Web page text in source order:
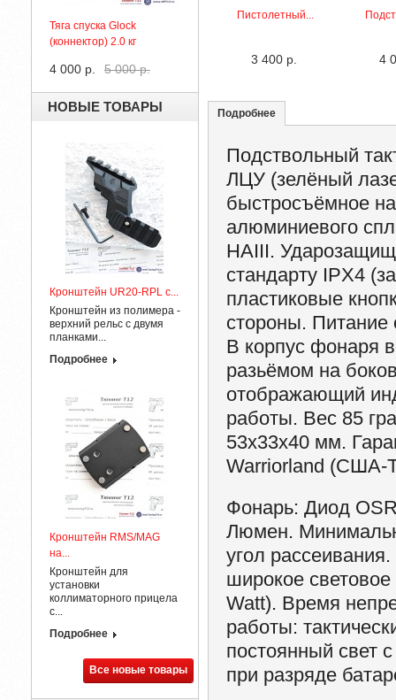
Тяга спуска Glock
(коннектор) 2.0 кг
4 000 р. 5 000 р.
НОВЫЕ ТОВАРЫ
Кронштейн UR20-RPL с...
Кронштейн из полимера -
верхний рельс с двумя
планками...
Подробнее
Кронштейн RMS/MAG
на...
Кронштейн для
установки
коллиматорного прицела
с...
Подробнее
Все новые товары
Пистолетный...
3 400 р. 4
Подробнее
Подствольный
ЛЦУ (зелёный
быстросъёмное
алюминиевого
HAIII.
стандарту IPX4
пластиковые
стороны. Питание
В корпус фонаря
разьёмом на
отображающий
работы. Вес 85
53х33х40 мм.
Warriorland (США-
Фонарь: Диод
Люмен.
угол
широкое
Watt). Время
работы:
постоянный свет
при разряде